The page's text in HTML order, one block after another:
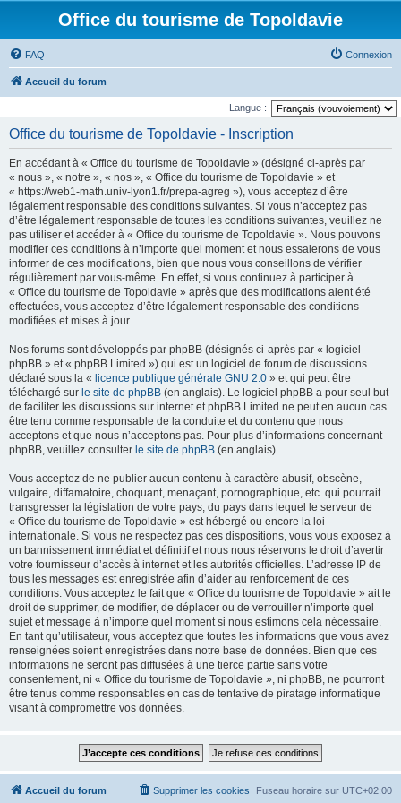
Office du tourisme de Topoldavie
FAQ Connexion
Accueil du forum
Langue :
Office du tourisme de Topoldavie - Inscription
En accédant à « Office du tourisme de Topoldavie » (désigné ci-après par
« nous », « notre », « nos », « Office du tourisme de Topoldavie » et
« https://web1-math.univ-lyon1.fr/prepa-agreg »), vous acceptez d’être
légalement responsable des conditions suivantes. Si vous n’acceptez pas
d’être légalement responsable de toutes les conditions suivantes, veuillez ne
pas utiliser et accéder à « Office du tourisme de Topoldavie ». Nous pouvons
modifier ces conditions à n’importe quel moment et nous essaierons de vous
informer de ces modifications, bien que nous vous conseillons de vérifier
régulièrement par vous-même. En effet, si vous continuez à participer à
« Office du tourisme de Topoldavie » après que des modifications aient été
effectuées, vous acceptez d’être légalement responsable des conditions
modifiées et mises à jour.
Nos forums sont développés par phpBB (désignés ci-après par « logiciel
phpBB » et « phpBB Limited ») qui est un logiciel de forum de discussions
déclaré sous la « licence publique générale GNU 2.0 » et qui peut être
téléchargé sur le site de phpBB (en anglais). Le logiciel phpBB a pour seul but
de faciliter les discussions sur internet et phpBB Limited ne peut en aucun cas
être tenu comme responsable de la conduite et du contenu que nous
acceptons et que nous n’acceptons pas. Pour plus d’informations concernant
phpBB, veuillez consulter le site de phpBB (en anglais).
Vous acceptez de ne publier aucun contenu à caractère abusif, obscène,
vulgaire, diffamatoire, choquant, menaçant, pornographique, etc. qui pourrait
transgresser la législation de votre pays, du pays dans lequel le serveur de
« Office du tourisme de Topoldavie » est hébergé ou encore la loi
internationale. Si vous ne respectez pas ces dispositions, vous vous exposez à
un bannissement immédiat et définitif et nous nous réservons le droit d’avertir
votre fournisseur d’accès à internet et les autorités officielles. L’adresse IP de
tous les messages est enregistrée afin d’aider au renforcement de ces
conditions. Vous acceptez le fait que « Office du tourisme de Topoldavie » ait le
droit de supprimer, de modifier, de déplacer ou de verrouiller n’importe quel
sujet et message à n’importe quel moment si nous estimons cela nécessaire.
En tant qu’utilisateur, vous acceptez que toutes les informations que vous avez
renseignées soient enregistrées dans notre base de données. Bien que ces
informations ne seront pas diffusées à une tierce partie sans votre
consentement, ni « Office du tourisme de Topoldavie », ni phpBB, ne pourront
être tenus comme responsables en cas de tentative de piratage informatique
visant à compromettre vos données.
Accueil du forum Fuseau horaire sur UTC+02:00
Supprimer les cookies